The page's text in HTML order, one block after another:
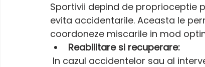
Sportivii depind de proprioceptie
evita accidentarile. Aceasta le
coordoneze miscarile in mod
Reabilitare si recuperare: